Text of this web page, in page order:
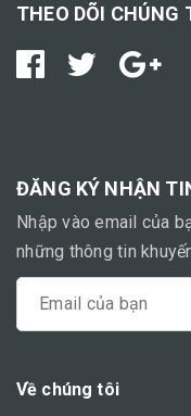
THEO DÕI CHÚNG
ĐĂNG KÝ NHẬN
Nhập vào email của
những thông tin
Về chúng tôi